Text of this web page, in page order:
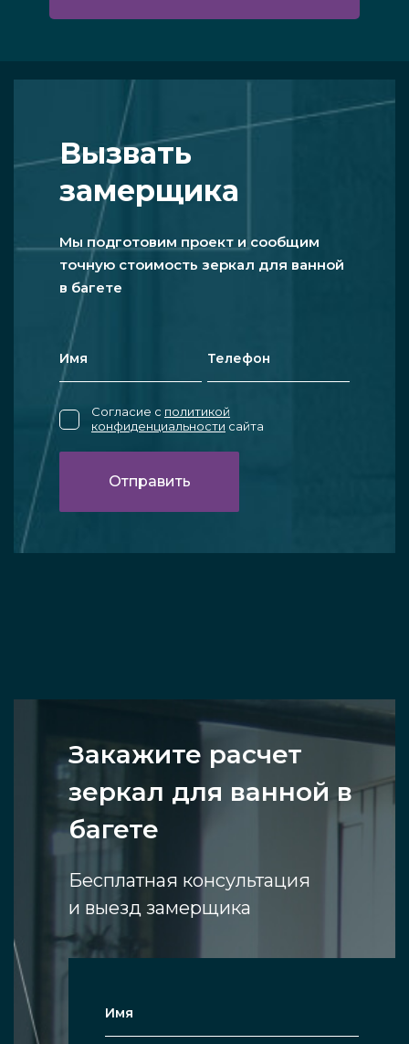
Вызвать
замерщика
Мы подготовим проект и сообщим
точную стоимость зеркал для ванной
в багете
Согласие с политикой
конфиденциальности сайта
Закажите расчет
зеркал для ванной в
багете
Бесплатная консультация
и выезд замерщика